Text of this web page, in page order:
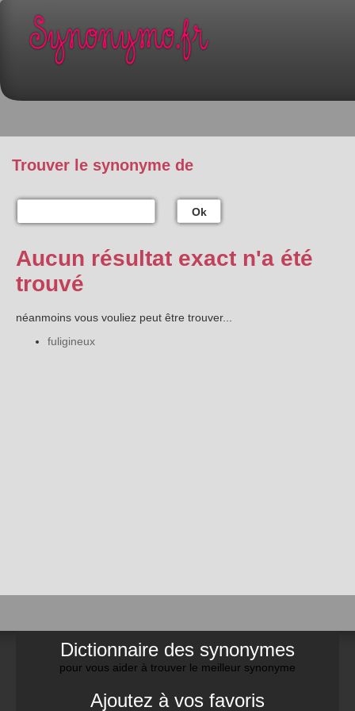
Trouver le synonyme de
Ok
Aucun résultat exact n'a été
trouvé
néanmoins vous vouliez peut être trouver...
fuligineux
Dictionnaire des synonymes
pour vous aider à trouver le meilleur synonyme
Ajoutez à vos favoris